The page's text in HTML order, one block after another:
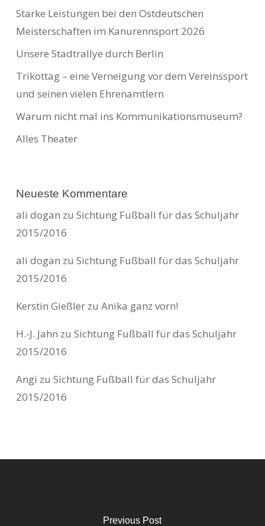
Starke Leistungen bei den Ostdeutschen
Meisterschaften im Kanurennsport 2026
Unsere Stadtrallye durch Berlin
Trikottag – eine Verneigung vor dem Vereinssport
und seinen vielen Ehrenamtlern
Warum nicht mal ins Kommunikationsmuseum?
Alles Theater
Neueste Kommentare
ali dogan zu Sichtung Fußball für das Schuljahr
2015/2016
ali dogan zu Sichtung Fußball für das Schuljahr
2015/2016
Kerstin Gießlerzu Anika ganz vorn!
H.-J. Jahn zu Sichtung Fußball für das Schuljahr
2015/2016
Angi zu Sichtung Fußball für das Schuljahr
2015/2016
Previous Post